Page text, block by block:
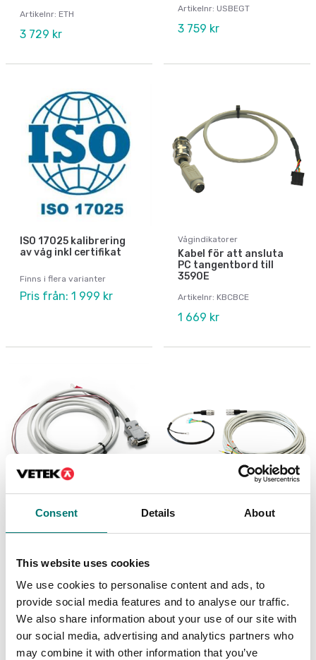
Consent Details About
This website uses cookies
We use cookies to personalise content and ads, to
provide social media features and to analyse our traffic.
We also share information about your use of our site with
our social media, advertising and analytics partners who
may combine it with other information that you’ve
Artikelnr: ETH
3 729 kr
Artikelnr: USBEGT
3 759 kr
ISO 17025 kalibrering
av våg inkl certifikat
Finns i flera varianter
Pris från: 1 999 kr
Vågindikatorer
Kabel för att ansluta
PC tangentbord till
3590E
Artikelnr: KBCBCE
1 669 kr
Kabel för att koppla
skrivare
Artikelnr: RSCBLP
1 529 kr
Kabel mellan lastcell
Pris från: 1 100 kr